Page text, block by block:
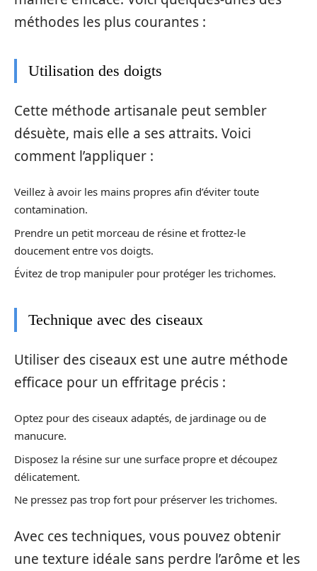
méthodes les plus courantes :
Utilisation des doigts
Cette méthode artisanale peut sembler
désuète, mais elle a ses attraits. Voici
comment l’appliquer :
Veillez à avoir les mains propres afin d’éviter toute
contamination.
Prendre un petit morceau de résine et frottez-le
doucement entre vos doigts.
Évitez de trop manipuler pour protéger les trichomes.
Technique avec des ciseaux
Utiliser des ciseaux est une autre méthode
efficace pour un effritage précis :
Optez pour des ciseaux adaptés, de jardinage ou de
manucure.
Disposez la résine sur une surface propre et découpez
délicatement.
Ne pressez pas trop fort pour préserver les trichomes.
Avec ces techniques, vous pouvez obtenir
une texture idéale sans perdre l’arôme et les